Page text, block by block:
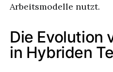
Arbeitsmodelle nutzt.
Die Evolution
in Hybriden